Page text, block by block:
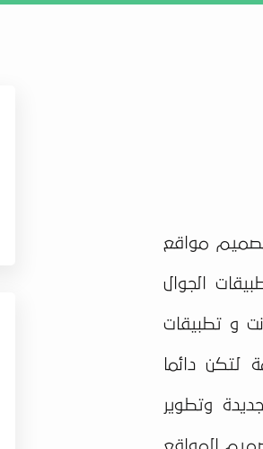
مواقع
الجوال
و تطبيقات
لتكن دائما
وتطوير
المواقع